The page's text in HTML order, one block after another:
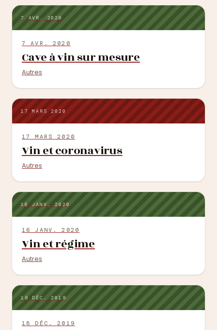
7 AVR. 2020
7 AVR. 2020
Cave à vin sur mesure
Autres
17 MARS 2020
17 MARS 2020
Vin et coronavirus
Autres
16 JANV. 2020
16 JANV. 2020
Vin et régime
Autres
18 DÉC. 2019
18 DÉC. 2019